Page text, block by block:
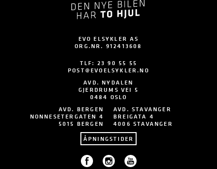
EVO ELSYKLER AS
ORG.NR. 912413608
TLF: 23 90 55 55
POST@EVOELSYKLER.NO
AVD. NYDALEN
GJERDRUMS VEI 5
0484 OSLO
AVD. BERGEN
NONNESETERGATEN 4
5015 BERGEN
AVD. STAVANGER
BREIGATA 4
4006 STAVANGER
ÅPNINGSTIDER